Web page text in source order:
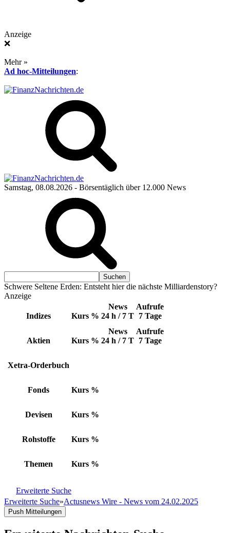
Anzeige
❌
Mehr »
Ad hoc-Mitteilungen:
Samstag, 08.08.2026 - Börsentäglich über 12.000 News
Schwere Seltene Erden: Entsteht hier die nächste Milliardenstory?
Anzeige
Indizes Kurs %
News
24 h / 7 T
Aufrufe
7 Tage
Aktien Kurs %
News
24 h / 7 T
Aufrufe
7 Tage
Xetra-Orderbuch
Fonds Kurs %
Devisen Kurs %
Rohstoffe Kurs %
Themen Kurs %
Erweiterte Suche
Erweiterte Suche»Actusnews Wire - News vom 24.02.2025
Push Mitteilungen